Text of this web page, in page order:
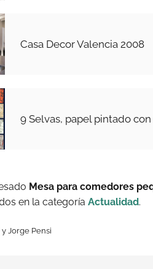
Casa Decor Valencia 2008
9 Selvas, papel pintado
Mesa para comedores
en la categoría Actualidad.
Jorge Pensi